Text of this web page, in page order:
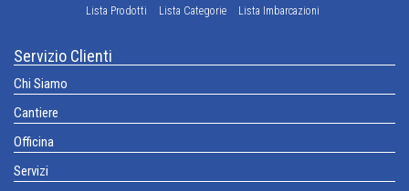
Lista Prodotti Lista Categorie Lista Imbarcazioni
Servizio Clienti
Chi Siamo
Cantiere
Officina
Servizi